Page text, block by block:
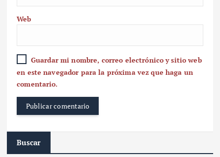
Web
Guardar mi nombre, correo electrónico y sitio web
en este navegador para la próxima vez que haga un
comentario.
Buscar